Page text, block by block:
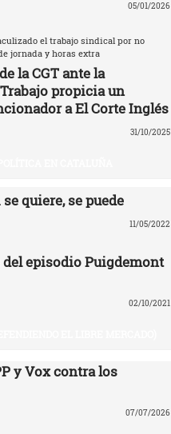
05/01/2026
el trabajo sindical por no
jornada y horas extra
la CGT ante la
propicia un
a El Corte Inglés
31/10/2025
quiere, se puede
11/05/2022
del episodio Puigdemont
02/10/2021
y Vox contra los
07/07/2026